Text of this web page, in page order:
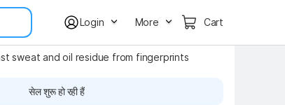
Login More Cart
sweat and oil residue from fingerprints
सेल शुरू हो रही हैं